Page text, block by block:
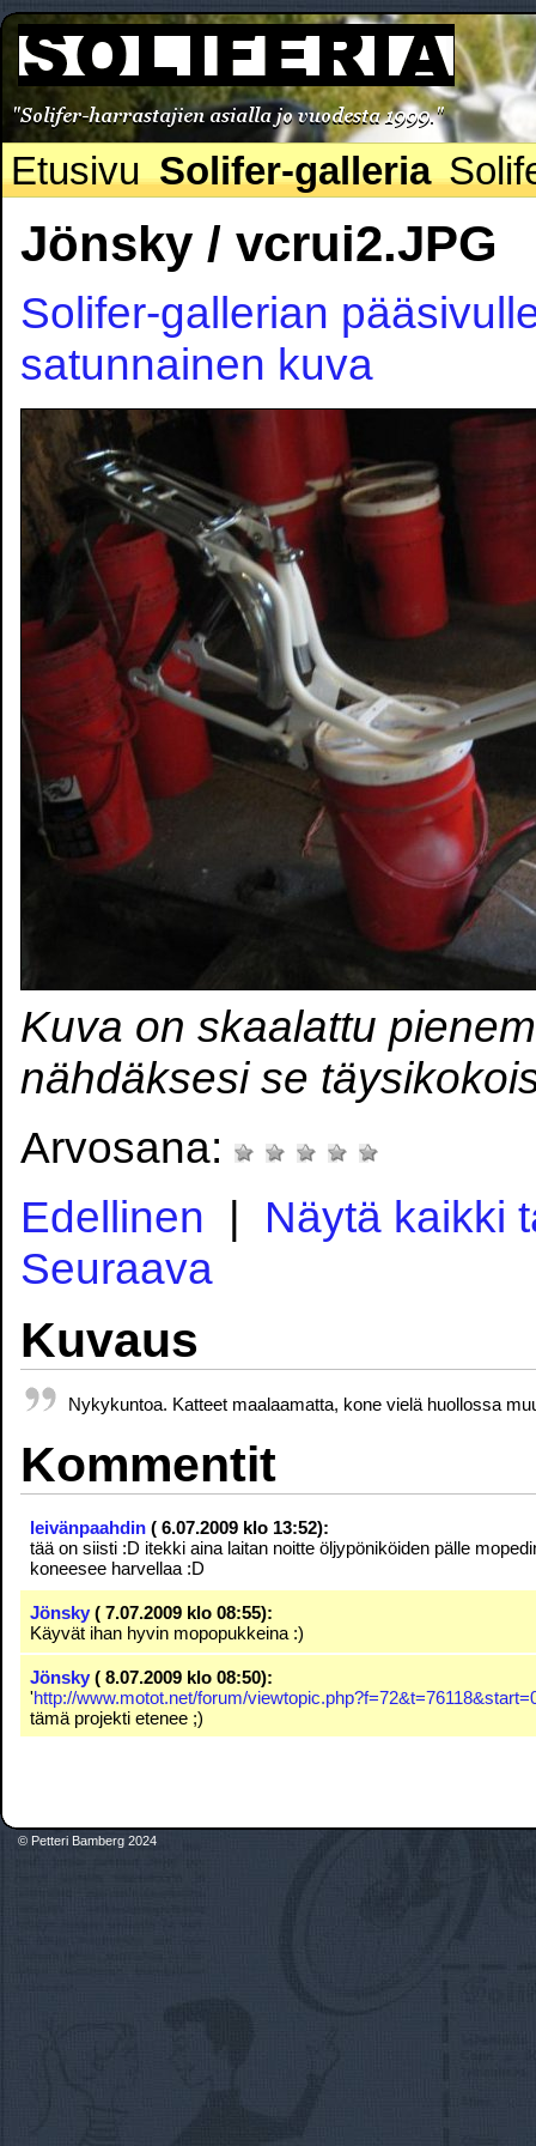
Etusivu Solifer-galleria
Jönsky / vcrui2.JPG
Solifer-gallerian
satunnainen kuva
Kuva on skaalattu
nähdäksesi se
Arvosana:
Edellinen | Näytä kaikki
Seuraava
Kuvaus
Nykykuntoa. Katteet maalaamatta, kone vielä huollossa
Kommentit
leivänpaahdin( 6.07.2009 klo 13:52):
tää on siisti :D itekki aina laitan noitte öljypöniköiden pälle
koneesee harvellaa :D
Jönsky( 7.07.2009 klo 08:55):
Käyvät ihan hyvin mopopukkeina :)
Jönsky( 8.07.2009 klo 08:50):
'http://www.motot.net/forum/
tämä projekti etenee ;)
© Petteri Bamberg 2024